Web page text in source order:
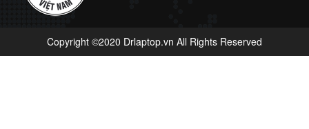
Copyright ©2020 Drlaptop.vn All Rights Reserved